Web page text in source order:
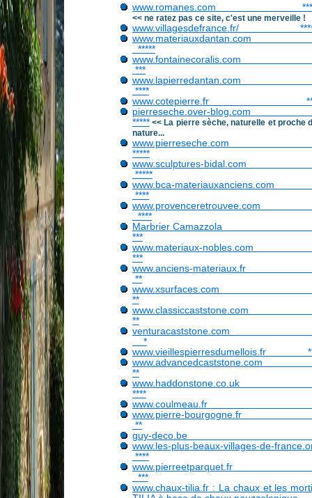
www.romanes.com
<< ne ratez pas ce site, c'est une merveille !
www.villagesdefrance.fr/
*****
***
****
www.cotepierre.fr
pierreseche.over-blog.com
*****<< La pierre sèche, naturelle et proche
nature...
*****
www.sculptures-
*****
www.bca-
****
****
Marbrier
***
www.materiaux-
***
www.anciens-
**
**
**
*
www.vieillespierresdumellois.fr
**
****
www.coulmeau.fr
www.pierre-
**
guy-deco.be
www.les-plus-beaux-villages-de-
****
***
www.chaux-tilia.fr : La chaux et les